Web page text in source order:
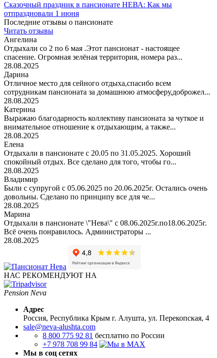
Сказочный праздник в пансионате НЕВА: Как мы
отпраздновали 1 июня
Последние отзывы о пансионате
Читать отзывы
Ангелина
Отдыхали со 2 по 6 мая .Этот пансионат - настоящее
спасение. Огромная зелёная территория, номера раз...
28.08.2025
Дарина
Отличное место для сейного отдыха,спасибо всем
сотрудникам пансионата за домашнюю атмосферу,доброжел...
28.08.2025
Катерина
Выражаю благодарность коллективу пансионата за чуткое и
внимательное отношение к отдыхающим, а также...
28.08.2025
Елена
Отдыхали в пансионате с 20.05 по 31.05.2025. Хороший
спокойный отдых. Все сделано для того, чтобы го...
28.08.2025
Владимир
Были с супругой с 05.06.2025 по 20.06.2025г. Остались очень
довольны. Сделано по принципу все для че...
28.08.2025
Марина
Отдыхали в пансионате \"Нева\" с 08.06.2025г.по18.06.2025г.
Всё очень понравилось. Администраторы ...
28.08.2025
НАС РЕКОМЕНДУЮТ НА
Pension Neva
Адрес
Россия, Республика Крым г. Алушта, ул. Перекопская, 4
sale@neva-alushta.com
8 800 775 92 81 бесплатно по России
+7 978 708 99 84
Мы в соц сетях